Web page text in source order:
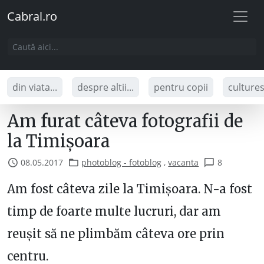
Cabral.ro
din viata... despre altii... pentru copii
Am furat câteva fotografii de
la Timișoara
08.05.2017 photoblog - fotoblog ,vacanta 8
Am fost câteva zile la Timișoara. N-a fost
timp de foarte multe lucruri, dar am
reușit să ne plimbăm câteva ore prin
centru.